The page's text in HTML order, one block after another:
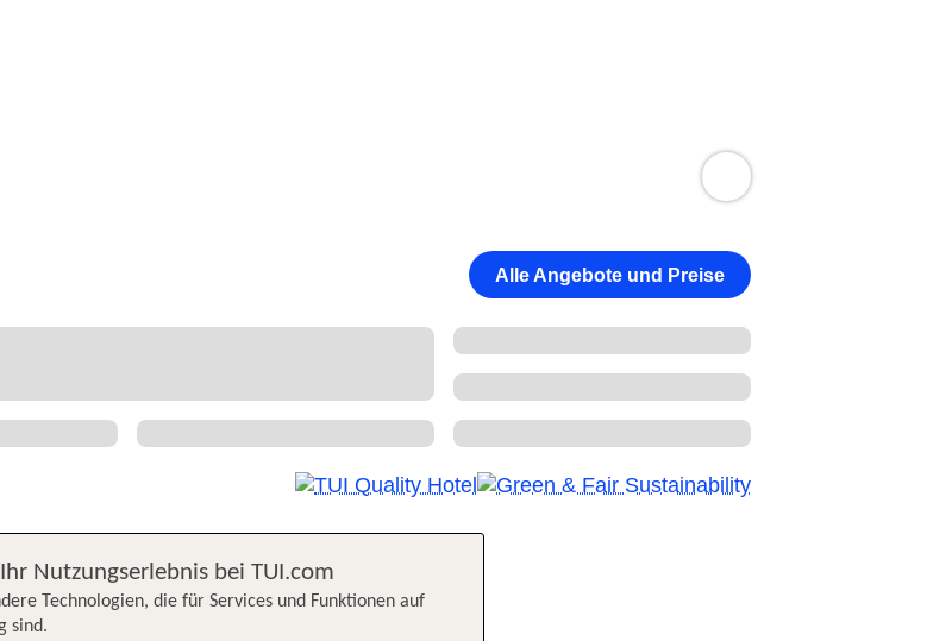
Alle Angebote und Preise
Nutzungserlebnis bei TUI.com
Technologien, die für Services und Funktionen auf
sind.